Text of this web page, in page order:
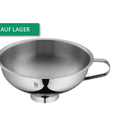
AUF LAGER